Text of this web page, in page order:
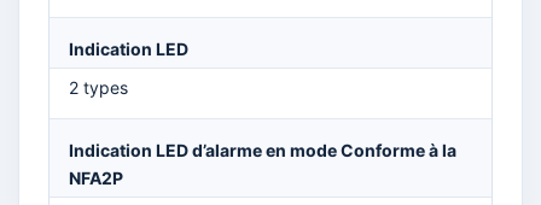
Indication LED
2 types
Indication LED d’alarme en mode Conforme à la
NFA2P